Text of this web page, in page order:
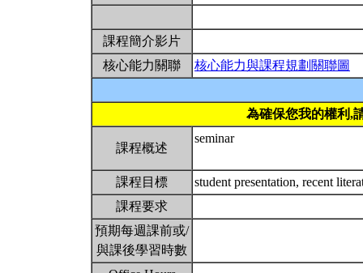
課程簡介影片
核心能力關聯
核心能力與課程規劃關聯圖
為確保您我的權利,
課程概述
seminar
課程目標
student presentation, recent
課程要求
預期每週課前或/
與課後學習時數